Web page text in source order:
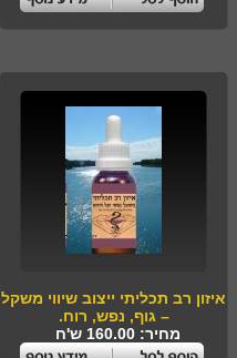
איזון רב תכליתי ייצוב שיווי משקל
– גוף, נפש, רוח.
מחיר: 160.00 ש'ח